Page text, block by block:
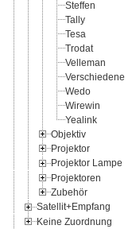
Steffen
Tally
Tesa
Trodat
Velleman
Verschiedene
Wedo
Wirewin
Yealink
Objektiv
Projektor
Projektor Lampe
Projektoren
Zubehör
Satellit+Empfang
Keine Zuordnung